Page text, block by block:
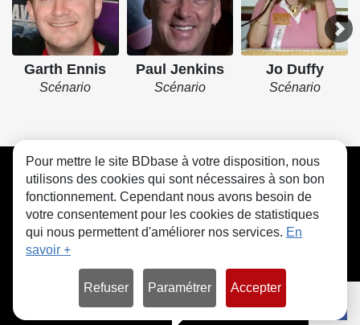
Garth Ennis
Scénario
Paul Jenkins
Scénario
Jo Duffy
Scénario
CGU FAQ Contact Cookies
Pour mettre le site BDbase à votre disposition, nous
utilisons des cookies qui sont nécessaires à son bon
fonctionnement. Cependant nous avons besoin de
votre consentement pour les cookies de statistiques
qui nous permettent d'améliorer nos services. En
savoir +
Refuser Paramétrer Accepter